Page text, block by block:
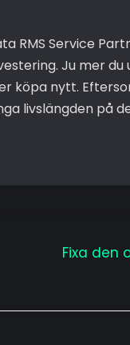
RMS Service
Ju mer du
köpa nytt.
livslängden på
Fixa den